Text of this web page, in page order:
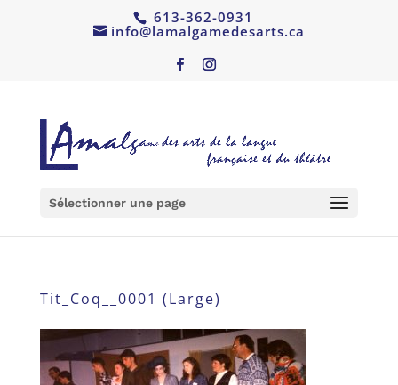
613-362-0931
info@lamalgamedesarts.ca
Sélectionner une page
Tit_Coq__0001 (Large)